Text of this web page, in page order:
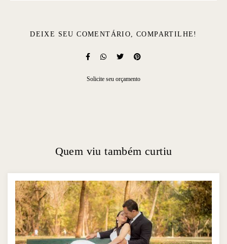
DEIXE SEU COMENTÁRIO, COMPARTILHE!
Solicite seu orçamento
Quem viu também curtiu